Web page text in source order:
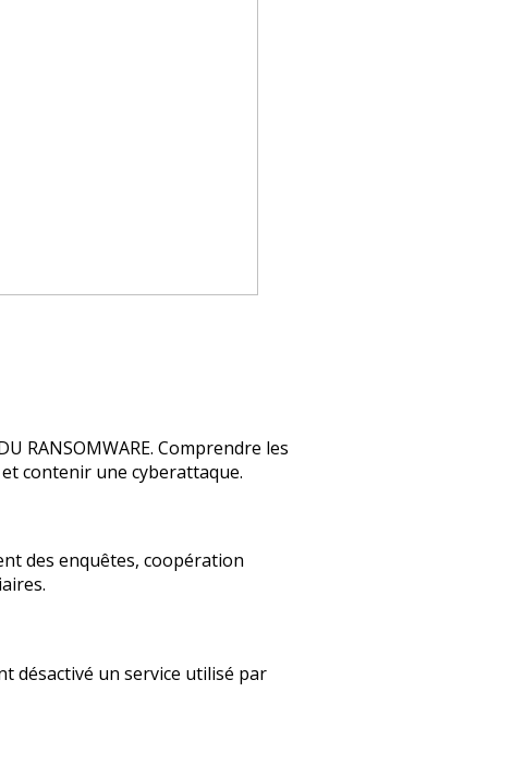
RANSOMWARE. Comprendre les
contenir une cyberattaque.
des enquêtes, coopération
désactivé un service utilisé par